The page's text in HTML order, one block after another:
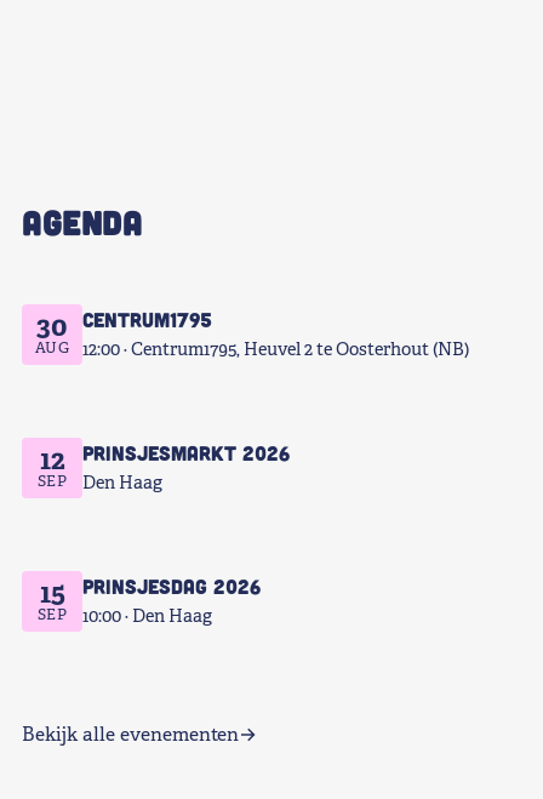
AGENDA
30
AUG
Centrum1795
12:00 Centrum1795, Heuvel 2 te Oosterhout (NB)
12
SEP
Prinsjesmarkt 2026
Den Haag
15
SEP
Prinsjesdag 2026
10:00 Den Haag
Bekijk alle evenementen